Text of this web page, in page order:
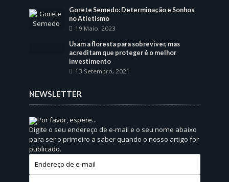
Gorete Semedo: Determinação e Sonhos
no Atletismo
19 Maio, 2023
Usam a floresta para sobreviver, mas
acreditam que proteger é o melhor
investimento
13 Setembro, 2021
NEWSLETTER
Por favor, espere...
Digite o seu endereço de e-mail e o seu nome abaixo
para ser o primeiro a saber quando o nosso artigo for
publicado.